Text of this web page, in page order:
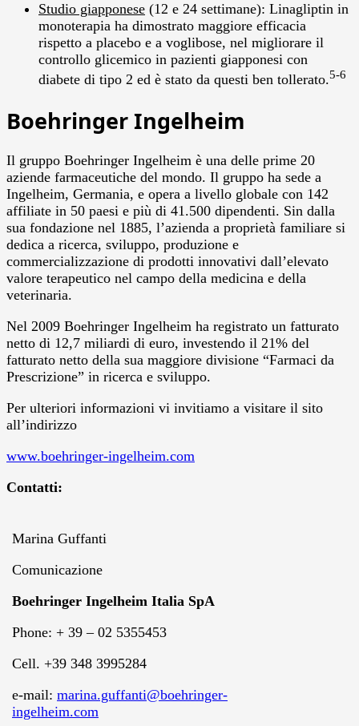
Studio giapponese (12 e 24 settimane): Linagliptin in
monoterapia ha dimostrato maggiore efficacia
rispetto a placebo e a voglibose, nel migliorare il
controllo glicemico in pazienti giapponesi con
diabete di tipo 2 ed è stato da questi ben tollerato.5-6
Boehringer Ingelheim
Il gruppo Boehringer Ingelheim è una delle prime 20
aziende farmaceutiche del mondo. Il gruppo ha sede a
Ingelheim, Germania, e opera a livello globale con 142
affiliate in 50 paesi e più di 41.500 dipendenti. Sin dalla
sua fondazione nel 1885, l’azienda a proprietà familiare si
dedica a ricerca, sviluppo, produzione e
commercializzazione di prodotti innovativi dall’elevato
valore terapeutico nel campo della medicina e della
veterinaria.
Nel 2009 Boehringer Ingelheim ha registrato un fatturato
netto di 12,7 miliardi di euro, investendo il 21% del
fatturato netto della sua maggiore divisione “Farmaci da
Prescrizione” in ricerca e sviluppo.
Per ulteriori informazioni vi invitiamo a visitare il sito
all’indirizzo
www.boehringer-ingelheim.com
Contatti:
Marina Guffanti
Comunicazione
Boehringer Ingelheim Italia SpA
Phone: + 39 – 02 5355453
Cell. +39 348 3995284
e-mail: marina.guffanti@boehringer-
ingelheim.com